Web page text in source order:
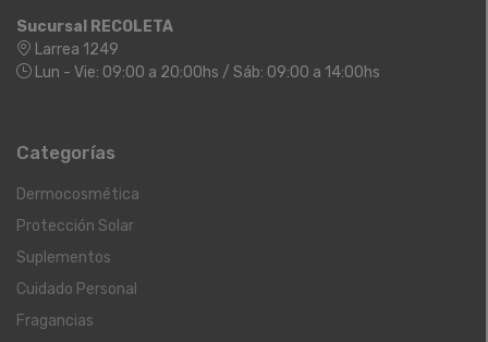
Sucursal RECOLETA
Larrea 1249
Lun - Vie: 09:00 a 20:00hs / Sáb: 09:00 a 14:00hs
Categorías
Dermocosmética
Protección Solar
Suplementos
Cuidado Personal
Fragancias